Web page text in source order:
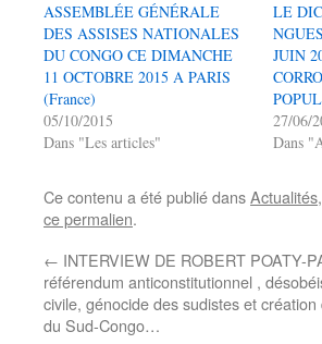
ASSEMBLÉE GÉNÉRALE
DES ASSISES NATIONALES
DU CONGO CE DIMANCHE
11 OCTOBRE 2015 A PARIS
(France)
05/10/2015
Dans "Les articles"
LE
JUIN
27/06/
Dans
Ce contenu a été publié dansActualités,
ce permalien.
← INTERVIEW DE ROBERT POATY-
référendum anticonstitutionnel ,
civile, génocide des sudistes et création
du Sud-Congo…